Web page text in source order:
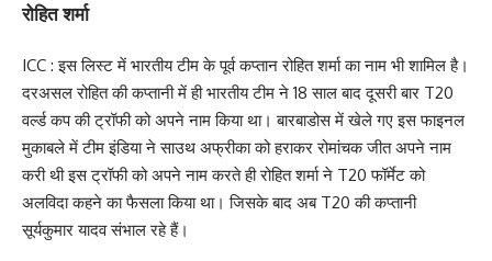
रोहित शर्मा
ICC : इस लिस्ट में भारतीय टीम के पूर्व कप्तान रोहित शर्मा का नाम भी शामिल है।
दरअसल रोहित की कप्तानी में ही भारतीय टीम ने 18 साल बाद दूसरी बार T20
वर्ल्ड कप की ट्रॉफी को अपने नाम किया था। बारबाडोस में खेले गए इस फाइनल
मुकाबले में टीम इंडिया ने साउथ अफ्रीका को हराकर रोमांचक जीत अपने नाम
करी थी इस ट्रॉफी को अपने नाम करते ही रोहित शर्मा ने T20 फॉर्मेट को
अलविदा कहने का फैसला किया था। जिसके बाद अब T20 की कप्तानी
सूर्यकुमार यादव संभाल रहे हैं।